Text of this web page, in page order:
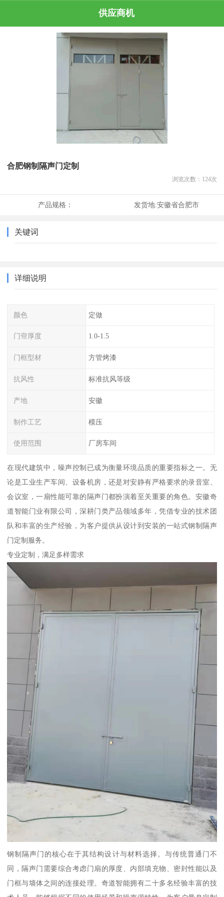
供应商机
合肥钢制隔声门定制
浏览次数： 124次
产品规格： 发货地:安徽省合肥市
关键词
详细说明
颜色 定做
门帘厚度 1.0-1.5
门框型材 方管烤漆
抗风性 标准抗风等级
产地 安徽
制作工艺 模压
使用范围 厂房车间
在现代建筑中，噪声控制已成为衡量环境品质的重要指标之一。无
论是工业生产车间、设备机房，还是对安静有严格要求的录音室、
会议室，一扇性能可靠的隔声门都扮演着至关重要的角色。安徽奇
道智能门业有限公司，深耕门类产品领域多年，凭借专业的技术团
队和丰富的生产经验，为客户提供从设计到安装的一站式钢制隔声
门定制服务。
专业定制，满足多样需求
钢制隔声门的核心在于其结构设计与材料选择。与传统普通门不
同，隔声门需要综合考虑门扇的厚度、内部填充物、密封性能以及
门框与墙体之间的连接处理。奇道智能拥有二十多名经验丰富的技